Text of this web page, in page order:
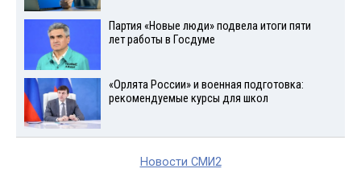
Партия «Новые люди» подвела итоги пяти
лет работы в Госдуме
«Орлята России» и военная подготовка:
рекомендуемые курсы для школ
Новости СМИ2